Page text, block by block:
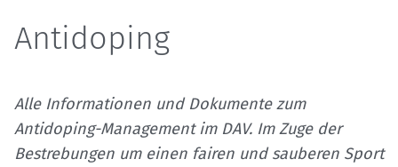
Antidoping
Alle Informationen und Dokumente zum
Antidoping-Management im DAV. Im Zuge der
Bestrebungen um einen fairen und sauberen Sport